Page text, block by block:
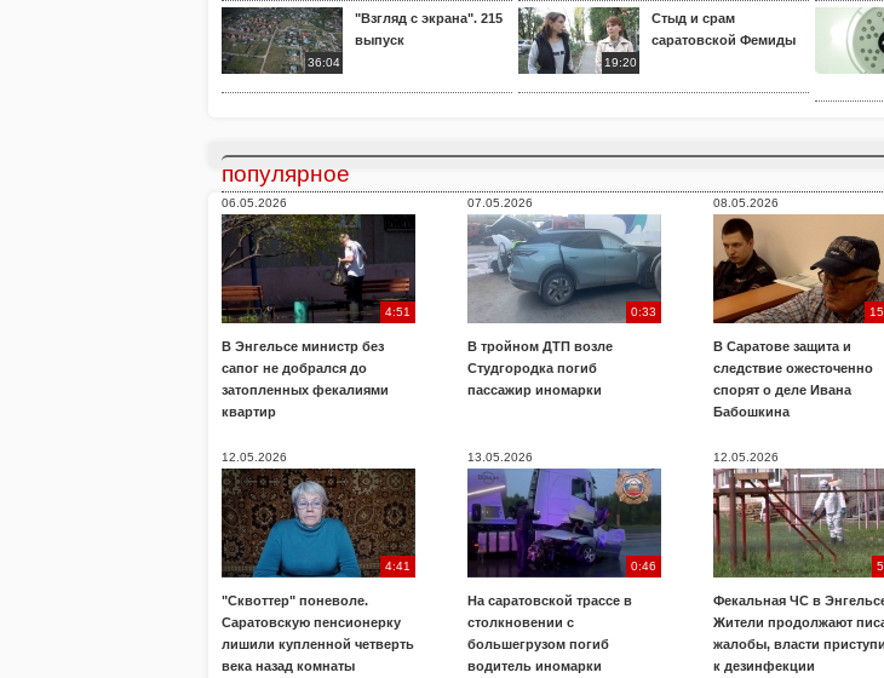
36:04
"Взгляд с экрана". 215
выпуск
19:20
Стыд и срам
саратовской Фемиды
популярное
06.05.2026
4:51
В Энгельсе министр без
сапог не добрался до
затопленных фекалиями
квартир
07.05.2026
0:33
В тройном ДТП возле
Студгородка погиб
пассажир иномарки
08.05.2026
В Саратове защита и
следствие ожесточенно
спорят о деле Ивана
Бабошкина
12.05.2026
4:41
"Сквоттер" поневоле.
Саратовскую пенсионерку
лишили купленной четверть
века назад комнаты
13.05.2026
0:46
На саратовской трассе в
столкновении с
большегрузом погиб
водитель иномарки
12.05.2026
Фекальная ЧС в
Жители продолжают
жалобы, власти
к дезинфекции